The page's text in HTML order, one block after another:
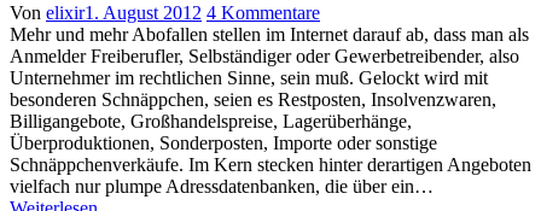
Author
Von elixirPosted
on
1. August 2012 4 Kommentarezu
Abofallen
zielen
auf
Gewerbetreibende:
Lobgesang
auf
Button-
Lösung
Mehr und mehr Abofallen stellen im Internet darauf ab, dass man als
Anmelder Freiberufler, Selbständiger oder Gewerbetreibender, also
Unternehmer im rechtlichen Sinne, sein muß. Gelockt wird mit
besonderen Schnäppchen, seien es Restposten, Insolvenzwaren,
Billigangebote, Großhandelspreise, Lagerüberhänge,
Überproduktionen, Sonderposten, Importe oder sonstige
Schnäppchenverkäufe. Im Kern stecken hinter derartigen Angeboten
vielfach nur plumpe Adressdatenbanken, die über ein…